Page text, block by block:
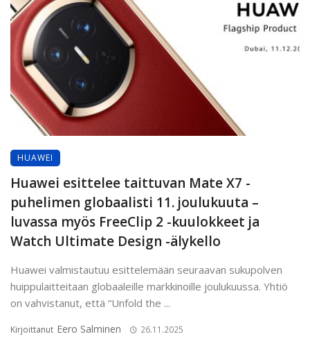
HUAWEI
Huawei esittelee taittuvan Mate X7 -
puhelimen globaalisti 11. joulukuuta –
luvassa myös FreeClip 2 -kuulokkeet ja
Watch Ultimate Design -älykello
Huawei valmistautuu esittelemään seuraavan sukupolven
huippulaitteitaan globaaleille markkinoille joulukuussa. Yhtiö
on vahvistanut, että “Unfold the ...
Kirjoittanut Eero Salminen 26.11.2025